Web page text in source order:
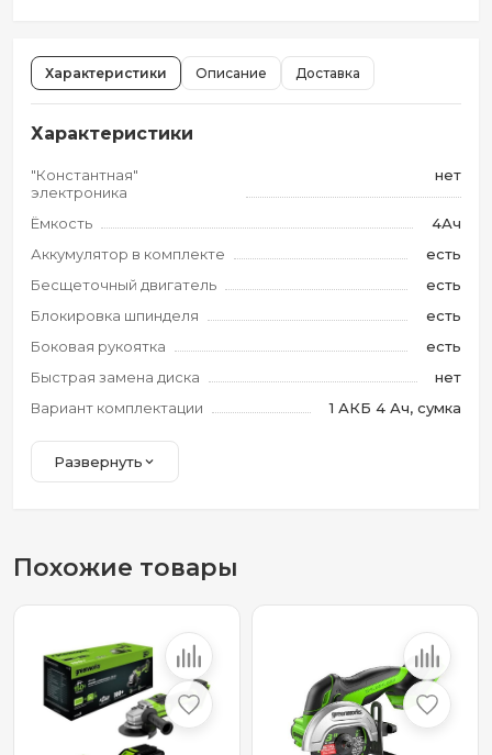
Характеристики Описание Доставка
Характеристики
"Константная"
электроника
нет
Ёмкость
4Ач
Аккумулятор в комплекте
есть
Бесщеточный двигатель
есть
Блокировка шпинделя
есть
Боковая рукоятка
есть
Быстрая замена диска
нет
Вариант комплектации
1 АКБ 4 Ач, сумка
Развернуть
Похожие товары